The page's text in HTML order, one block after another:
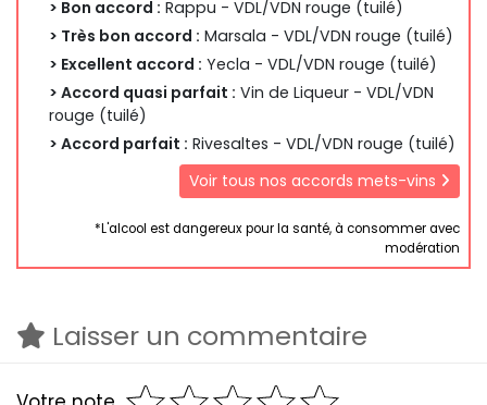
> Bon accord : Rappu - VDL/VDN rouge (tuilé)
> Très bon accord : Marsala - VDL/VDN rouge (tuilé)
> Excellent accord : Yecla - VDL/VDN rouge (tuilé)
> Accord quasi parfait : Vin de Liqueur - VDL/VDN
rouge (tuilé)
> Accord parfait : Rivesaltes - VDL/VDN rouge (tuilé)
Voir tous nos accords mets-vins
*L'alcool est dangereux pour la santé, à consommer avec
modération
Laisser un commentaire